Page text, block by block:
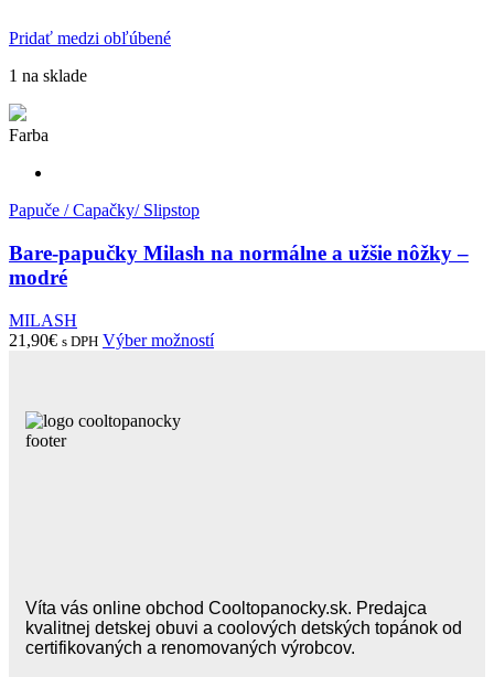
Pridať medzi obľúbené
1 na sklade
Farba
Papuče / Capačky/ Slipstop
Bare-papučky Milash na normálne a užšie nôžky –
modré
MILASH
21,90€ s DPH Výber možnostíTento
Víta vás online obchod Cooltopanocky.sk. Predajca
kvalitnej detskej obuvi a coolových detských topánok od
certifikovaných a renomovaných výrobcov.